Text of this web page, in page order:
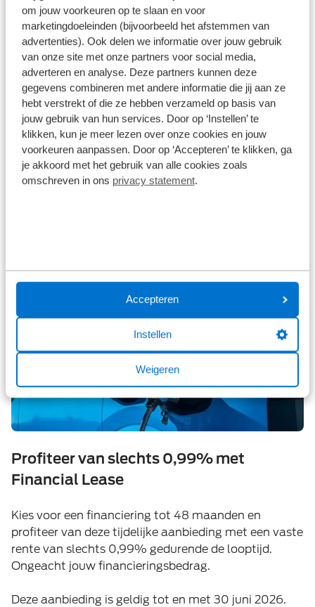
om jouw voorkeuren op te slaan en voor
marketingdoeleinden (bijvoorbeeld het afstemmen van
advertenties). Ook delen we informatie over jouw gebruik
van onze site met onze partners voor social media,
adverteren en analyse. Deze partners kunnen deze
gegevens combineren met andere informatie die jij aan ze
hebt verstrekt of die ze hebben verzameld op basis van
jouw gebruik van hun services. Door op ‘Instellen’ te
klikken, kun je meer lezen over onze cookies en jouw
voorkeuren aanpassen. Door op ‘Accepteren’ te klikken, ga
je akkoord met het gebruik van alle cookies zoals
omschreven in ons privacy statement.
Accepteren
Instellen
Weigeren
Ford Transit Custom Grey Platinum
DeFord Transit Custom Grey Platinum combineert
kracht, efficiëntie en een uitgesproken sportieve
uitstraling.
Profiteer van slechts 0,99% met
Financial Lease
Kies voor een financiering tot 48 maanden en
profiteer van deze tijdelijke aanbieding met een vaste
rente van slechts 0,99% gedurende de looptijd.
Ongeacht jouw financieringsbedrag.
Deze aanbieding is geldig tot en met 30 juni 2026.